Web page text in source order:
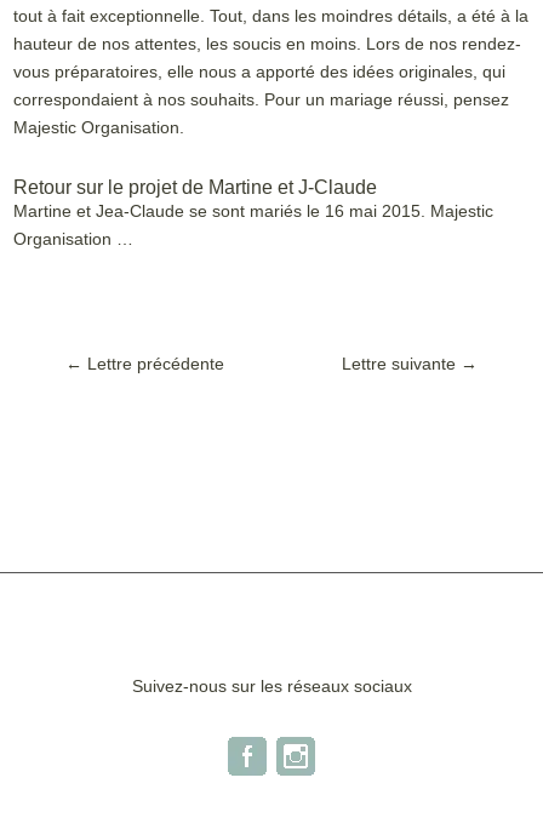
tout à fait exceptionnelle. Tout, dans les moindres détails, a été à la
hauteur de nos attentes, les soucis en moins. Lors de nos rendez-
vous préparatoires, elle nous a apporté des idées originales, qui
correspondaient à nos souhaits. Pour un mariage réussi, pensez
Majestic Organisation.
Retour sur le projet de Martine et J-Claude
Martine et Jea-Claude se sont mariés le 16 mai 2015. Majestic
Organisation …
← Lettre précédente Lettre suivante →
Suivez-nous sur les réseaux sociaux